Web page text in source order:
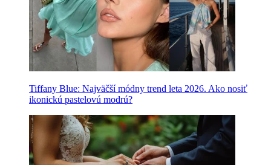
Tiffany Blue: Najväčší módny trend leta 2026. Ako nosiť
ikonickú pastelovú modrú?